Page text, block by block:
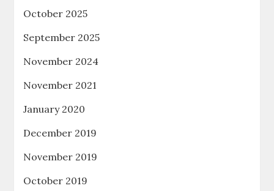
October 2025
September 2025
November 2024
November 2021
January 2020
December 2019
November 2019
October 2019